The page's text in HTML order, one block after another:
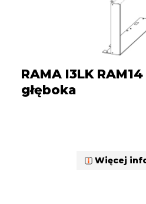
RAMA I3LK
głęboka
Więcej